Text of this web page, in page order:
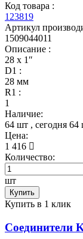
Код товара :
123819
Артикул
1509044011
Описание :
28 x 1″
D1 :
28 мм
R1 :
1
Наличие:
64 шт , сегодня 64
Цена:
1 416
Количество:
шт
Купить
Купить в 1 клик
Соединители